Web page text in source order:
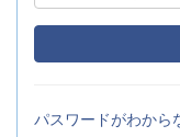
パスワードがわから